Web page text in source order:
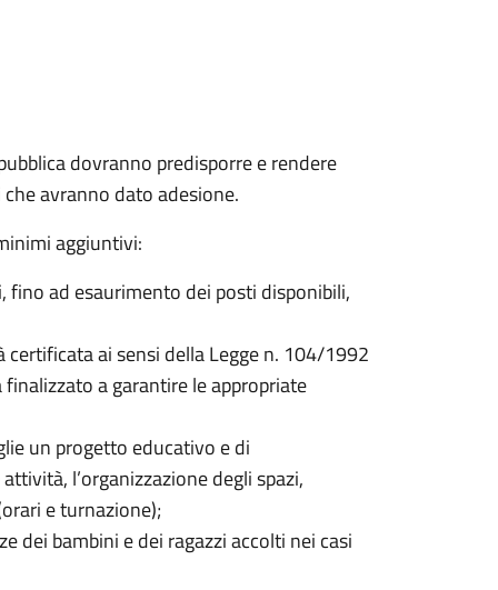
dovranno predisporre e rendere
avranno dato adesione.
aggiuntivi:
fino ad esaurimento dei posti disponibili,
certificata ai sensi della Legge n. 104/1992
a garantire le appropriate
un progetto educativo e di
l’organizzazione degli spazi,
e turnazione);
dei bambini e dei ragazzi accolti nei casi